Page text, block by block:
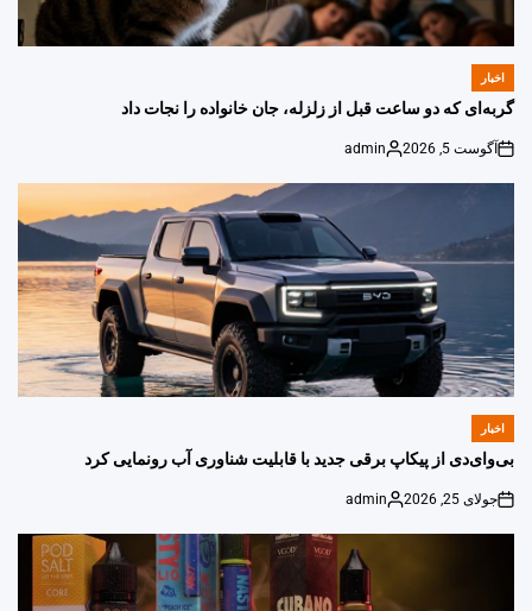
POSTED
IN
اخبار
گربه‌ای که دو ساعت قبل از زلزله، جان خانواده را نجات داد
on
آگوست 5, 2026
Posted
admin
POSTED
اخبار
بی‌وای‌دی از پیکاپ برقی جدید با قابلیت شناوری آب رونمایی کرد
on
جولای 25, 2026
Posted
admin